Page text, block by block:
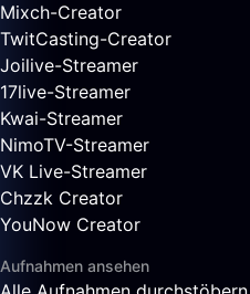
Mixch-Creator
TwitCasting-Creator
Joilive-Streamer
17live-Streamer
Kwai-Streamer
NimoTV-Streamer
VK Live-Streamer
Chzzk Creator
YouNow Creator
Aufnahmen ansehen